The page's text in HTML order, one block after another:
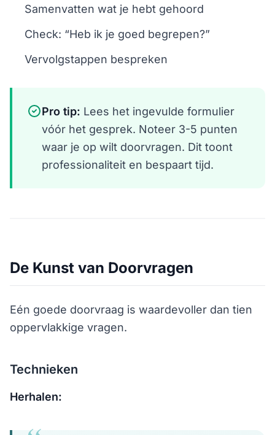
Samenvatten wat je hebt gehoord
Check: “Heb ik je goed begrepen?”
Vervolgstappen bespreken
Pro tip: Lees het ingevulde formulier
vóór het gesprek. Noteer 3-5 punten
waar je op wilt doorvragen. Dit toont
professionaliteit en bespaart tijd.
De Kunst van Doorvragen
Eén goede doorvraag is waardevoller dan tien
oppervlakkige vragen.
Technieken
Herhalen: